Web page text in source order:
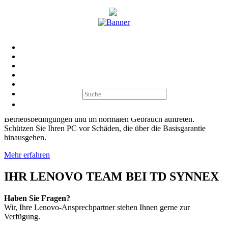
Entspanntes Arbeiten mit dem Lenovo Unfallschutz
Der Lenovo Unfallschutz deckt Herunterfallen, Eindringen von
Betriebsbedingungen und im normalen Gebrauch auftreten.
Schützen Sie Ihren PC vor Schäden, die über die Basisgarantie
hinausgehen.
Mehr erfahren
IHR LENOVO TEAM BEI TD SYNNEX
Haben Sie Fragen?
Wir, Ihre Lenovo-Ansprechpartner stehen Ihnen gerne zur
Verfügung.